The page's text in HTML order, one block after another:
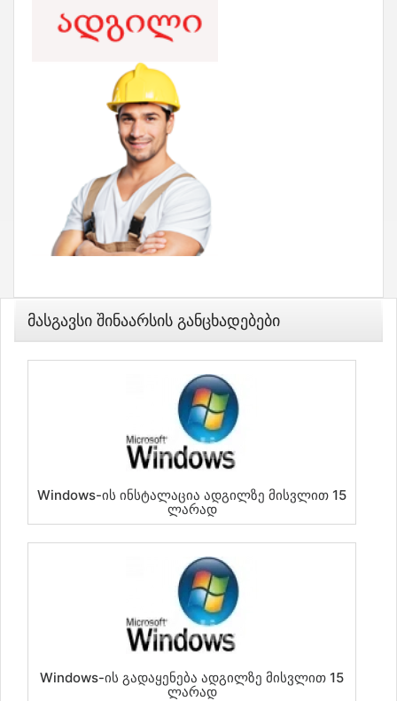
Მასგავსი Შინაარსის Განცხადებები
Windows-Ის Ინსტალაცია Ადგილზე Მისვლით 15
Ლარად
Windows-Ის Გადაყენება Ადგილზე Მისვლით 15
Ლარად